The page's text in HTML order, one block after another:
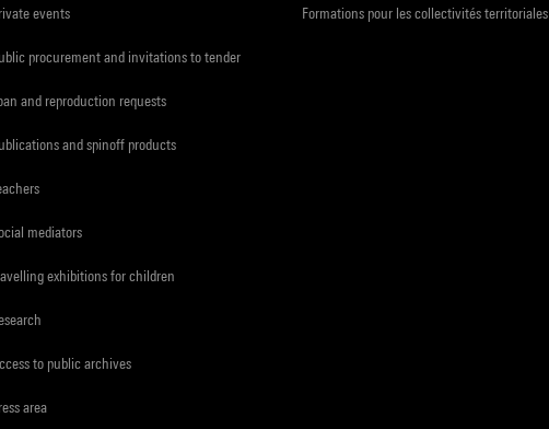
events
procurement and invitations to tender
and reproduction requests
and spinoff products
mediators
exhibitions for children
to public archives
area
Formations pour les collectivités territoriales